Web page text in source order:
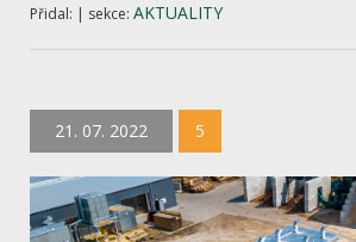
Přidal: | sekce: AKTUALITY
21. 07. 2022 5